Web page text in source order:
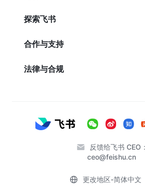
探索飞书
合作与支持
法律与合规
反馈给飞书 CEO：
ceo@feishu.cn
更改地区-简体中文